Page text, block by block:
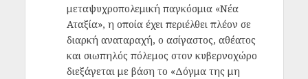
μεταψυχροπολεμική παγκόσμια «Νέα
Αταξία», η οποία έχει περιέλθει πλέον σε
διαρκή αναταραχή, ο ασίγαστος, αθέατος
και σιωπηλός πόλεμος στον κυβερνοχώρο
διεξάγεται με βάση το «Δόγμα της μη